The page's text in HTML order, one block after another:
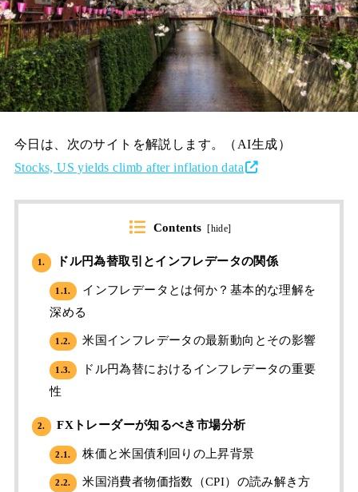
今日は、次のサイトを解説します。（AI生成）
Stocks, US yields climb after inflation data
Contents [hide]
1. ドル円為替取引とインフレデータの関係
1.1.
インフレデータとは何か？基本的な理解を
深める
1.2. 米国インフレデータの最新動向とその影響
1.3.
ドル円為替におけるインフレデータの重要
性
2. FXトレーダーが知るべき市場分析
2.1. 株価と米国債利回りの上昇背景
2.2. 米国消費者物価指数（CPI）の読み解き方